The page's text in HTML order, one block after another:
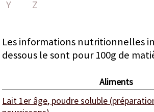
Y
Z
Les informations nutritionnelles
dessous le sont pour 100g de
Aliments
Lait 1er âge, poudre soluble